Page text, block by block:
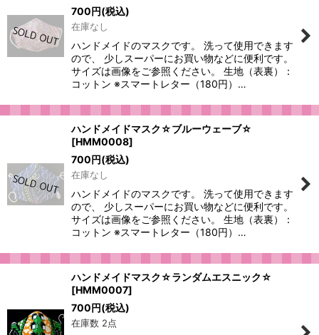
700円(税込)
在庫なし
ハンドメイドのマスクです。 洗って使用できます
ので、 少しスーパーにお買い物などに便利です。
サイズは画像をご参照ください。 生地（表裏）：
コットン ※スマートレター（180円）…
ハンドメイドマスク☆ブルーウェーブ☆
[HMM0008]
700円(税込)
在庫なし
ハンドメイドのマスクです。 洗って使用できます
ので、 少しスーパーにお買い物などに便利です。
サイズは画像をご参照ください。 生地（表裏）：
コットン ※スマートレター（180円）…
ハンドメイドマスク☆ランダムエスニック☆
[HMM0007]
700円(税込)
在庫数 2点